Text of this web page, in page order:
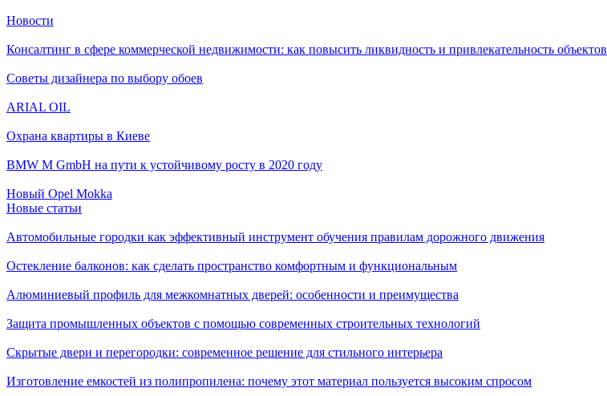
Новости
Консалтинг в сфере коммерческой недвижимости: как повысить ликвидность и привлекательность объектов
Советы дизайнера по выбору обоев
ARIAL OIL
Охрана квартиры в Киеве
BMW M GmbH на пути к устойчивому росту в 2020 году
Новый Opel Mokka
Новые статьи
Автомобильные городки как эффективный инструмент обучения правилам дорожного движения
Остекление балконов: как сделать пространство комфортным и функциональным
Алюминиевый профиль для межкомнатных дверей: особенности и преимущества
Защита промышленных объектов с помощью современных строительных технологий
Скрытые двери и перегородки: современное решение для стильного интерьера
Изготовление емкостей из полипропилена: почему этот материал пользуется высоким спросом